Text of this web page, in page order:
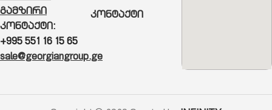
გამზირი
კონტაქტი:
+995 551 16 15 65
sale@georgiangroup.ge
კონტაქტი